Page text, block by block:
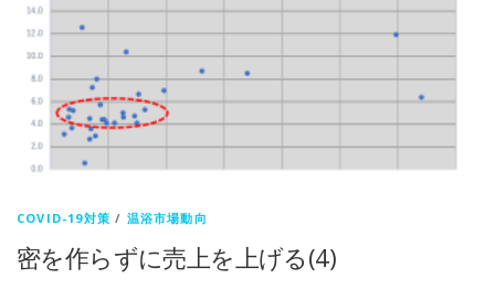
COVID-19対策 / 温浴市場動向
密を作らずに売上を上げる(4)